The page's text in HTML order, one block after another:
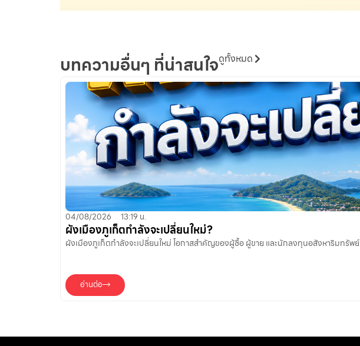
บทความอื่นๆ ที่น่าสนใจดูทั้งหมด
04/08/2026 13:19 น.
ผังเมืองภูเก็ตกำลังจะเปลี่ยนใหม่?
ผังเมืองภูเก็ตกำลังจะเปลี่ยนใหม่ โอกาสสำคัญของผู้ซื้อ ผู้ขาย และนักลงทุนอสังหาริมทรัพย์
อ่านต่อ